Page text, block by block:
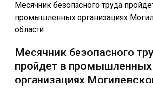
Месячник безопасного труда
промышленных организациях
области
Месячник безопасного
пройдет в промышленных
организациях